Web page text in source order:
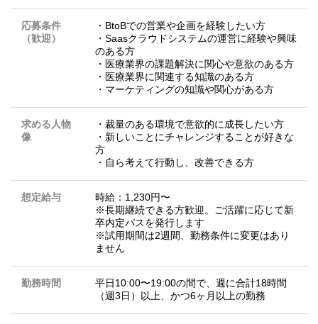
応募条件
（歓迎）
・BtoBでの営業や企画を経験したい方
・Saasクラウドシステムの運営に経験や興味
のある方
・医療業界の課題解決に関心や意欲のある方
・医療業界に関連する知識のある方
・マーケティングの知識や関心がある方
求める人物
像
・裁量のある環境で意欲的に成長したい方
・新しいことにチャレンジすることが好きな
方
・自ら考えて行動し、改善できる方
想定給与
時給：1,230円〜
※長期継続できる方歓迎。ご活躍に応じて新
卒内定パスを発行します
※試用期間は2週間、勤務条件に変更はあり
ません
勤務時間
平日10:00〜19:00の間で、週に合計18時間
（週3日）以上、かつ6ヶ月以上の勤務